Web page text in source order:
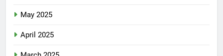
May 2025
April 2025